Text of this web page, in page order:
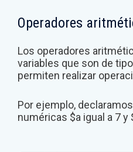
Operadores
Los operadores
variables que son de
permiten realizar
Por ejemplo,
numéricas $a igual a 7 y